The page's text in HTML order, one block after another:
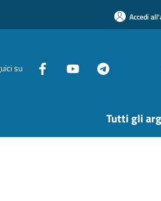
Accedi
su
Tutti gli